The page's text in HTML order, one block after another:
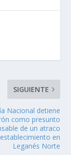
SIGUIENTE
Nacional detiene
como presunto
de un atraco
en
Leganés Norte